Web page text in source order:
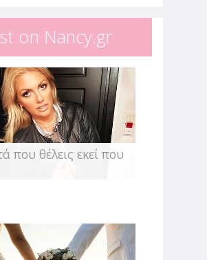
on Nancy.gr
που θέλεις εκεί που